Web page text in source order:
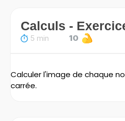
Calculs -
5 min 10
Calculer l'image de chaque
carrée.